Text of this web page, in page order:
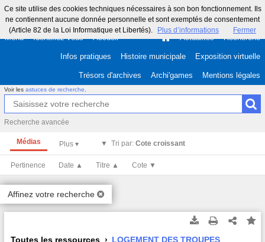
Ce site utilise des cookies techniques nécessaires à son bon fonctionnement. Ils
ne contiennent aucune donnée personnelle et sont exemptés de consentement
(Article 82 de la Loi Informatique et Libertés).
Plus d’informations Fermer
Menu Identifiez-vous Accueil Actualités Recherche
Infos pratiques Histoire municipale Exposition virtuelle
Trésors d'archives Archi'games Mentions légales
Voir les astuces de recherche
Recherche avancée
Médias Tri par: Cote croissant
Pertinence Date ▲ Titre ▲ Cote ▼
Affinez votre recherche
Toutes les ressources LOGEMENT DES TROUPES